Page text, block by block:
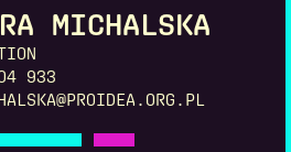
MICHALSKA
933